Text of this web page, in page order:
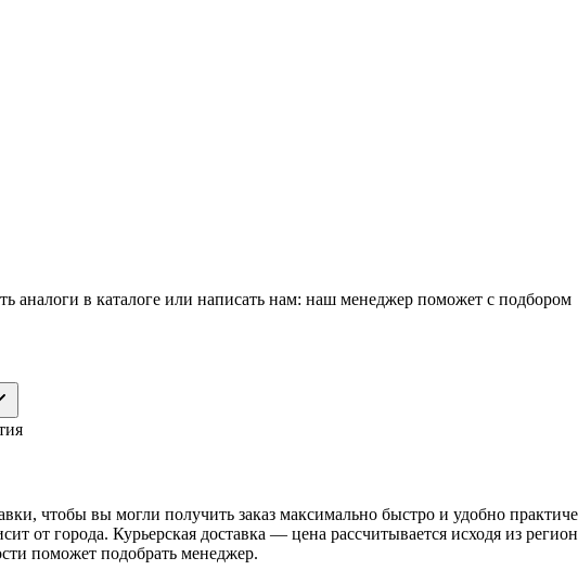
аналоги в каталоге или написать нам: наш менеджер поможет с подбором
чтобы вы могли получить заказ максимально быстро и удобно
от города. Курьерская доставка — цена рассчитывается исходя из
поможет подобрать менеджер.